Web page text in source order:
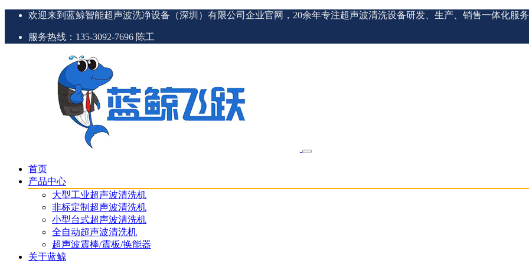
欢迎来到蓝鲸智能超声波洗净设备（深圳）有限公司企业官网，20余年专注超声波清洗设备研发、生产、销售一体化服
服务热线：135-3092-7696 陈工
首页
产品中心
大型工业超声波清洗机
非标定制超声波清洗机
小型台式超声波清洗机
全自动超声波清洗机
超声波震棒/震板/换能器
关于蓝鲸